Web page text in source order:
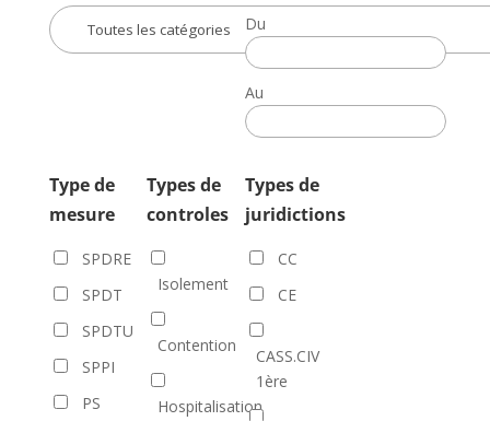
Du
Date
de
la
décision
Au
Date
de
décision
Type de
mesure
SPDRE
SPDT
SPDTU
SPPI
PS
Types de
controles
Isolement
Contention
Hospitalisation
Types de
juridictions
CC
CE
CASS.CIV
1ère